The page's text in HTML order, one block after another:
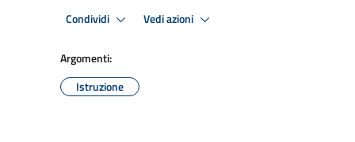
Condividi Vedi azioni
Argomenti:
Istruzione